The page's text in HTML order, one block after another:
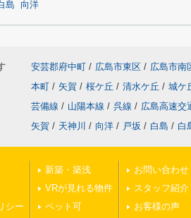
島 向洋
安芸郡府中町 / 広島市東区 / 広島市南
本町 / 矢賀 / 桜ケ丘 / 清水ケ丘 / 城ケ
芸備線 / 山陽本線 / 呉線 / 広島高速交
矢賀 / 天神川 / 向洋 / 戸坂 / 白島 / 白
シー
新築・築浅
VRが見れる物件
ペット可
お問い合わせ
スタッフ紹介
お客様の声